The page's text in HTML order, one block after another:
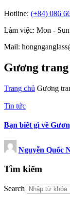
Hotline: (+84) 086
Làm việc: Mon -
Mail:
Gương
Trang chủ Gương
Tin tức
Bạn biết gì về
Nguyễn Quốc
Tìm kiếm
Search